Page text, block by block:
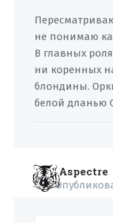
не понимаю
В главных
ни коренных
блондины.
белой дланью
Aspectre